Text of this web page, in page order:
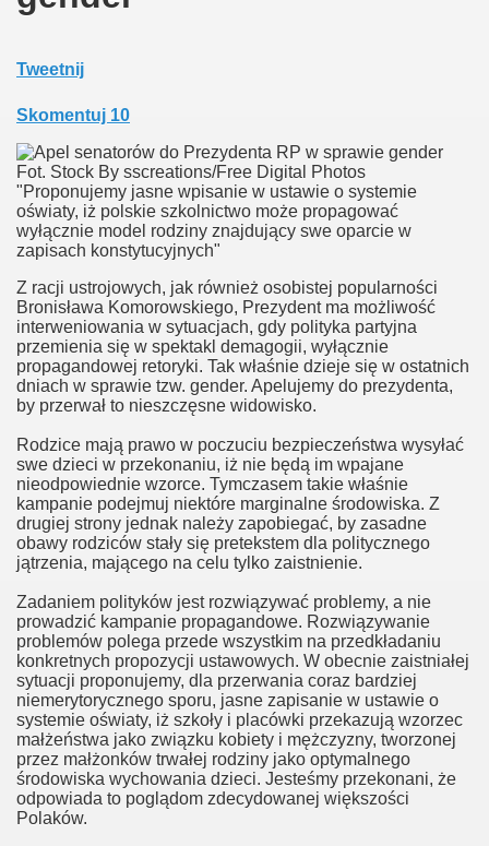
Tweetnij
Skomentuj 10
Fot. Stock By sscreations/Free Digital Photos
"Proponujemy jasne wpisanie w ustawie o systemie
oświaty, iż polskie szkolnictwo może propagować
wyłącznie model rodziny znajdujący swe oparcie w
zapisach konstytucyjnych"
Z racji ustrojowych, jak również osobistej popularności
Bronisława Komorowskiego, Prezydent ma możliwość
interweniowania w sytuacjach, gdy polityka partyjna
przemienia się w spektakl demagogii, wyłącznie
propagandowej retoryki. Tak właśnie dzieje się w ostatnich
dniach w sprawie tzw. gender. Apelujemy do prezydenta,
by przerwał to nieszczęsne widowisko.
Rodzice mają prawo w poczuciu bezpieczeństwa wysyłać
swe dzieci w przekonaniu, iż nie będą im wpajane
nieodpowiednie wzorce. Tymczasem takie właśnie
kampanie podejmuj niektóre marginalne środowiska. Z
drugiej strony jednak należy zapobiegać, by zasadne
obawy rodziców stały się pretekstem dla politycznego
jątrzenia, mającego na celu tylko zaistnienie.
Zadaniem polityków jest rozwiązywać problemy, a nie
prowadzić kampanie propagandowe. Rozwiązywanie
problemów polega przede wszystkim na przedkładaniu
konkretnych propozycji ustawowych. W obecnie zaistniałej
sytuacji proponujemy, dla przerwania coraz bardziej
niemerytorycznego sporu, jasne zapisanie w ustawie o
systemie oświaty, iż szkoły i placówki przekazują wzorzec
małżeństwa jako związku kobiety i mężczyzny, tworzonej
przez małżonków trwałej rodziny jako optymalnego
środowiska wychowania dzieci. Jesteśmy przekonani, że
odpowiada to poglądom zdecydowanej większości
Polaków.
Bogu
2
w Rosji